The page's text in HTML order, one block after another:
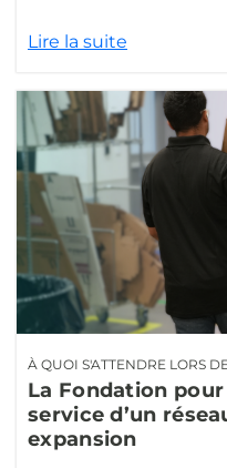
Lire la suite
À QUOI S'ATTENDRE LORS
La Fondation
service d’un
expansion